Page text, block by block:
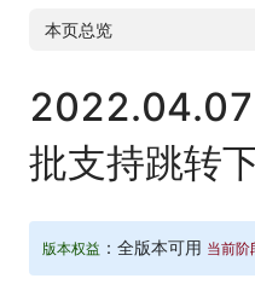
本页总览
2022.04.07
批支持跳转
版本权益 ：全版本可用 当前阶